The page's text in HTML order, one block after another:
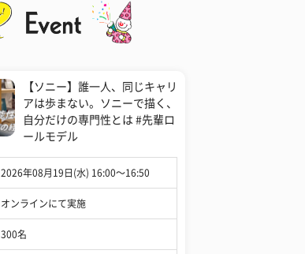
【ソニー】誰一人、同じキャリ
アは歩まない。ソニーで描く、
自分だけの専門性とは #先輩ロ
ールモデル
2026年08月19日(水) 16:00〜16:50
オンラインにて実施
300名